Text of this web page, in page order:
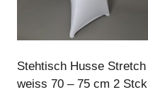
Stehtisch Husse Stretch
weiss 70 – 75 cm 2 Stck